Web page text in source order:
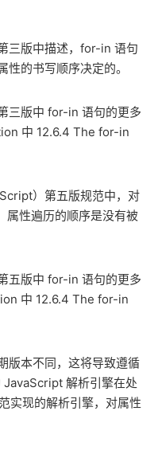
三版中描述，for-in 语句
的书写顺序决定的。
三版中 for-in 语句的更多
中 12.6.4 The for-in
）第五版规范中，对
属性遍历的顺序是没有被
五版中 for-in 语句的更多
中 12.6.4 The for-in
版本不同，这将导致遵循
解析引擎在处
实现的解析引擎，对属性